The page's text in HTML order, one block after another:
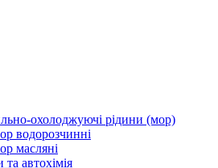
охолоджуючі рідини (мор)
водорозчинні
масляні
автохімія